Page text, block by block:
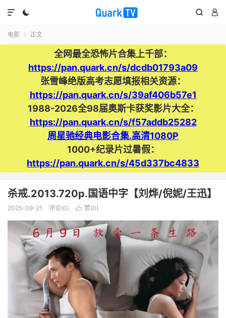
  

电影  正文
全网最全恐怖片合集上千部：
https://pan.quark.cn/s/dcdb01793a09
张雪峰绝版高考志愿填报相关资源：
https://pan.quark.cn/s/39af406b57e1
1988-2026全98届奥斯卡获奖影片大全：
https://pan.quark.cn/s/f57addb25282
周星驰经典电影合集.高清1080P
1000+纪录片过暑假：
https://pan.quark.cn/s/45d337bc4833
杀戒.2013.720p.国语中字【刘烨/倪妮/王迅】
2025-09-21 评论(0)  赞(0)